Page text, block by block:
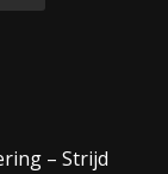
– Strijd